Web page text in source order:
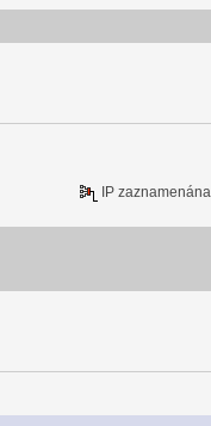
IP zaznamenána